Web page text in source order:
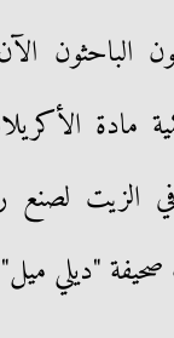
الباحثون
مادة
الزيت لصنع
"ديلي ميل"